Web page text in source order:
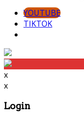
YOUTUBE
TIKTOK
x
x
Login